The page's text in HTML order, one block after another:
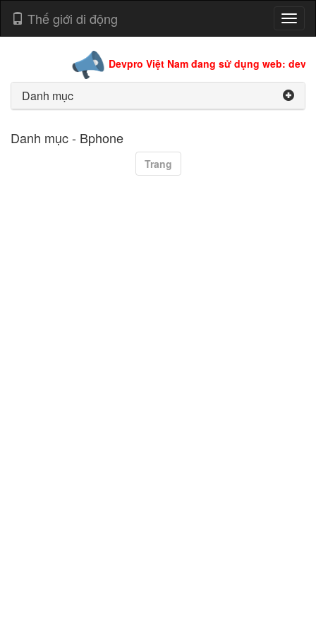
Thế giới di động
Devpro Việt Nam đang sử dụng web:
Danh mục
Danh mục - Bphone
Trang